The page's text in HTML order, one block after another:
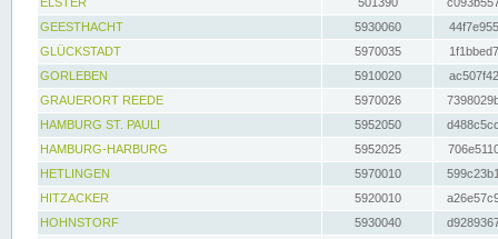
GEESTHACHT
5930060
GLÜCKSTADT
5970035
GORLEBEN
5910020
GRAUERORT REEDE
5970026
HAMBURG ST. PAULI
5952050
HAMBURG-HARBURG
5952025
HETLINGEN
5970010
HITZACKER
5920010
HOHNSTORF
5930040